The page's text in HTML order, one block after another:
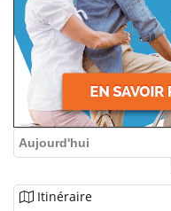
Aujourd'hui
Itinéraire